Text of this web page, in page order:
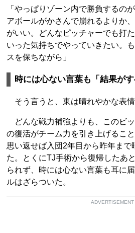
「やっぱりゾーン内で勝負するの
アボールがかさんで崩れるよりか
がいい。どんなピッチャーでも打
いった気持ちでやっていきたい。
スを保ちながら」
時には心ない言葉も「結果がす
そう言うと、東は晴れやかな表情
どんな戦力補強よりも、このビ
の復活がチーム力を引き上げるこ
思い返せば入団2年目から昨年まで
た。とくにTJ手術から復帰したあ
られず、時には心ない言葉も耳に
ルはざらついた。
ADVERTISEMENT